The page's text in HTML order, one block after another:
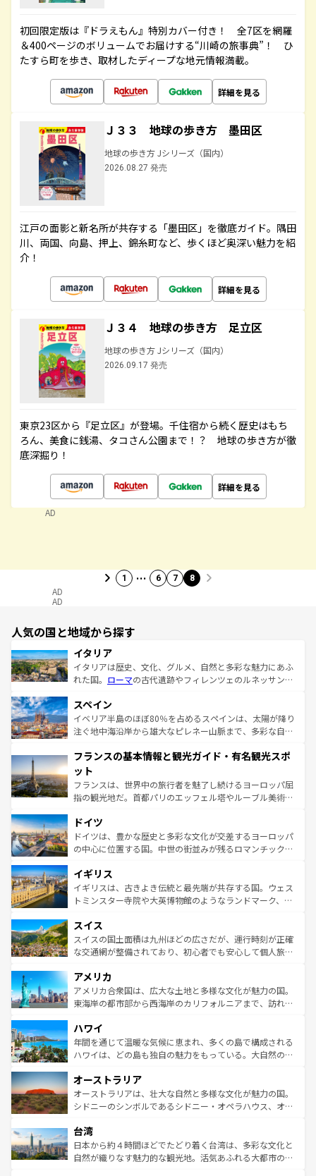
初回限定版は『ドラえもん』特別カバー付き！ 全7区を網羅
＆400ページのボリュームでお届けする“川崎の旅事典”！ ひ
たすら町を歩き、取材したディープな地元情報満載。
詳細を見る
Ｊ３３ 地球の歩き方 墨田区
地球の歩き方 Jシリーズ（国内）
2026.08.27 発売
江戸の面影と新名所が共存する「墨田区」を徹底ガイド。隅田
川、両国、向島、押上、錦糸町など、歩くほど奥深い魅力を紹
介！
詳細を見る
Ｊ３４ 地球の歩き方 足立区
地球の歩き方 Jシリーズ（国内）
2026.09.17 発売
東京23区から『足立区』が登場。千住宿から続く歴史はもち
ろん、美食に銭湯、タコさん公園まで！？ 地球の歩き方が徹
底深掘り！
詳細を見る
AD
1 … 6 7 8
AD
AD
人気の国と地域から探す
イタリア
イタリアは歴史、文化、グルメ、自然と多彩な魅力にあふ
れた国。 ローマの古代遺跡やフィレンツェのルネッサンス
ろん、トスカーナの美しい田園風景やアマルフィ海岸の絶
景など、自然景観も見逃せない。観光の合間には、本場の
ピザやパスタなど、絶品のイタリア料理を堪能することも
ませてくれるイタリアで、忘れられない旅をしてみよう！
なお、新着のイタリア情報は
しい。
スペイン
イベリア半島のほぼ80％を占めるスペインは、太陽が降り
注ぐ地中海沿岸から雄大なピレネー山脈まで、多彩な自然
文化が根付くこの国では、情熱的なフラメンコ、熱気あふ
れる闘牛、そして美味しいタパスが生活の一部となってい
る。首都マドリードの洗練された雰囲気や、バルセロナの
アートに溢れた街角から、地方では古代ローマ遺跡や中世
せる。地方によって風土や気候が異なるスペインはその個
性で訪れる人を魅了する。 なお、新着のスペイン情報は コ
ンテンツ一覧を参照してほしい。
フランスの基本情報と観光ガイド・有名観光スポ
ット
フランスは、世界中の旅行者を魅了し続けるヨーロッパ屈
指の観光地だ。首都パリのエッフェル塔やルーブル美術館
で、幅広い魅力が詰まっている。華麗な宮殿、歴史的な大
聖堂、美しいビーチ、そして豊かな自然が、訪れる者を心
から魅了する。また、フランスは美食の国としても知ら
いる。シャンパンの発祥地であるランス、プロヴァンスの
香り高いラベンダー畑など、多彩な楽しみ方が可能だ。さ
らに、パリ以外の地域にも魅力が溢れており、どの街角に
れる地方に足を運ぶとそれぞれで全く異なる文化を体験で
きるだろう。 なお、新着のフランス情報はコンテンツ一覧
を参照してほしい。
ドイツ
ドイツは、豊かな歴史と多彩な文化が交差するヨーロッパ
の中心に位置する国。中世の街並みが残るロマンチック街
顔を持つこの国は、どこを歩いても飽きることがない。ベ
ルリンの文化的活気、バイエルン州のアルプスの絶景、そ
してライン川沿いのワイン畑といった風景は必見。ビール
は、お酒好きな人にはぜひ体験してほしい。 なお、新着の
ドイツ情報はコンテンツ一覧を参照してほしい。
イギリス
イギリスは、古きよき伝統と最先端が共存する国。ウェス
トミンスター寺院や大英博物館のようなランドマーク、歴
リアごとに異なる魅力がある。また、優雅なアフタヌーン
ティー、ビール好きにはたまらない英国パブ、サッカー観
戦など、本場だからこそできる体験も豊富。イギリスを旅
ンツ一覧を参照してほしい。
スイス
スイスの国土面積は九州ほどの広さだが、運行時刻が正確
な交通網が整備されており、初心者でも安心して個人旅行
の建物がそのまま残る町や、スイスならではのユニークな
博物館もあり、アルプス観光だけでなく町歩きも満喫する
ことができる。国民の所得が高いため物価も高いが、旅行
ば市内交通費無料で観光を楽しむこともできる。 なお、新
着のスイス情報はコンテンツ一覧 を参照してほしい。
アメリカ
アメリカ合衆国は、広大な土地と多様な文化が魅力の国。
東海岸の都市部から西海岸のカリフォルニアまで、訪れる
のような巨大都市は、観光、ショッピング、エンターテイ
ンメントが詰まった刺激的なスポットだ。一方、アメリカ
西部には大自然が広がり、グランドキャニオンやイエロー
部のニューオーリンズでは、音楽と美食が融合した独特の
文化が魅力。旅行者はアメリカの各地域で異なる魅力を楽
しみながら、その多様性と豊かな歴史を感じることができ
ならではの贅沢な旅のスタイルだ。 なお、新着のアメリカ
情報はコンテンツ一覧を参照してほしい。
ハワイ
年間を通じて温暖な気候に恵まれ、多くの島で構成される
ハワイは、どの島も独自の魅力をもっている。大自然の神
ワイ島は見逃せない。また、定番の観光地といえばオアフ
島だが、静かな自然を求めるならマウイ島やカウアイ島が
おすすめ。エメラルドグリーンに輝く海をはじめ、豊かな
れるおもてなしの心で訪れる人々を迎えてくれるハワイの
人々、おいしいローカルフードやハワイアンミュージッ
ク、伝統的なフラダンスなど、すべてがハワイの魅力を彩
オーストラリア
オーストラリアは、壮大な自然と多様な文化が魅力の国。
シドニーのシンボルであるシドニー・オペラハウス、オー
リアリーフや大陸中央部にそびえるウルル（エアーズロッ
ク）、タスマニアの美しい原生林やケアンズの熱帯雨林な
ど、見どころがたくさん。また、カフェやワイン、オージ
台湾
日本から約４時間ほどでたどり着く台湾は、多彩な文化と
自然が織りなす魅力的な観光地。活気あふれる大都市の台